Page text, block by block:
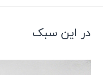
در این سبک